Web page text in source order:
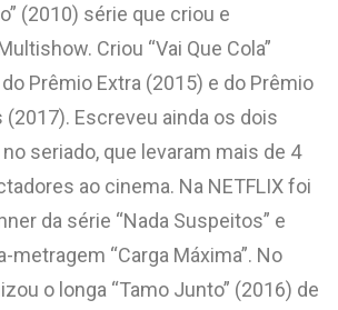
(2010) série que criou e
Criou “Vai Que Cola”
Prêmio Extra (2015) e do Prêmio
(2017). Escreveu ainda os dois
seriado, que levaram mais de 4
ao cinema. Na NETFLIX foi
da série “Nada Suspeitos” e
metragem “Carga Máxima”. No
o longa “Tamo Junto” (2016) de